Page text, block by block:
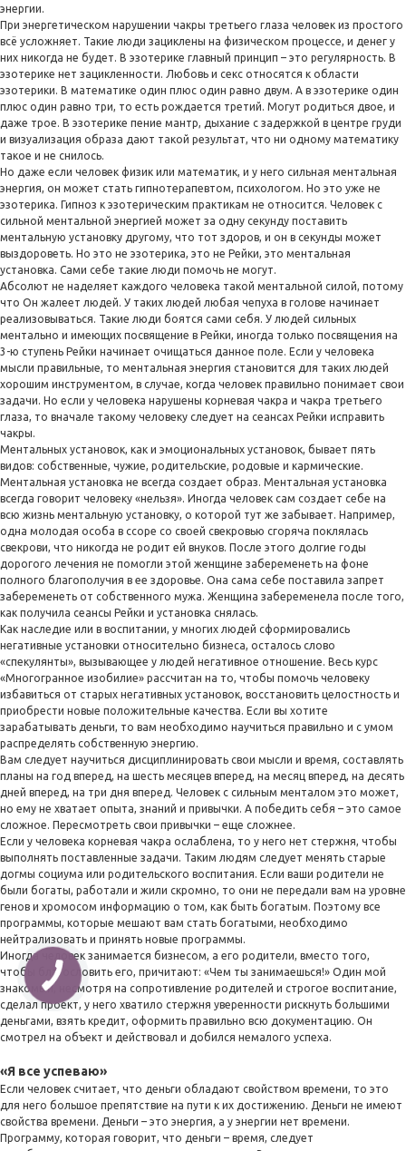
энергии.
При энергетическом нарушении чакры третьего глаза человек из простого
всё усложняет. Такие люди зациклены на физическом процессе, и денег у
них никогда не будет. В эзотерике главный принцип – это регулярность. В
эзотерике нет зацикленности. Любовь и секс относятся к области
эзотерики. В математике один плюс один равно двум. А в эзотерике один
плюс один равно три, то есть рождается третий. Могут родиться двое, и
даже трое. В эзотерике пение мантр, дыхание с задержкой в центре груди
и визуализация образа дают такой результат, что ни одному математику
такое и не снилось.
Но даже если человек физик или математик, и у него сильная ментальная
энергия, он может стать гипнотерапевтом, психологом. Но это уже не
эзотерика. Гипноз к эзотерическим практикам не относится. Человек с
сильной ментальной энергией может за одну секунду поставить
ментальную установку другому, что тот здоров, и он в секунды может
выздороветь. Но это не эзотерика, это не Рейки, это ментальная
установка. Сами себе такие люди помочь не могут.
Абсолют не наделяет каждого человека такой ментальной силой, потому
что Он жалеет людей. У таких людей любая чепуха в голове начинает
реализовываться. Такие люди боятся сами себя. У людей сильных
ментально и имеющих посвящение в Рейки, иногда только посвящения на
3-ю ступень Рейки начинает очищаться данное поле. Если у человека
мысли правильные, то ментальная энергия становится для таких людей
хорошим инструментом, в случае, когда человек правильно понимает свои
задачи. Но если у человека нарушены корневая чакра и чакра третьего
глаза, то вначале такому человеку следует на сеансах Рейки исправить
чакры.
Ментальных установок, как и эмоциональных установок, бывает пять
видов: собственные, чужие, родительские, родовые и кармические.
Ментальная установка не всегда создает образ. Ментальная установка
всегда говорит человеку «нельзя». Иногда человек сам создает себе на
всю жизнь ментальную установку, о которой тут же забывает. Например,
одна молодая особа в ссоре со своей свекровью сгоряча поклялась
свекрови, что никогда не родит ей внуков. После этого долгие годы
дорогого лечения не помогли этой женщине забеременеть на фоне
полного благополучия в ее здоровье. Она сама себе поставила запрет
забеременеть от собственного мужа. Женщина забеременела после того,
как получила сеансы Рейки и установка снялась.
Как наследие или в воспитании, у многих людей сформировались
негативные установки относительно бизнеса, осталось слово
«спекулянты», вызывающее у людей негативное отношение. Весь курс
«Многогранное изобилие» рассчитан на то, чтобы помочь человеку
избавиться от старых негативных установок, восстановить целостность и
приобрести новые положительные качества. Если вы хотите
зарабатывать деньги, то вам необходимо научиться правильно и с умом
распределять собственную энергию.
Вам следует научиться дисциплинировать свои мысли и время, составлять
планы на год вперед, на шесть месяцев вперед, на месяц вперед, на десять
дней вперед, на три дня вперед. Человек с сильным менталом это может,
но ему не хватает опыта, знаний и привычки. А победить себя – это самое
сложное. Пересмотреть свои привычки – еще сложнее.
Если у человека корневая чакра ослаблена, то у него нет стержня, чтобы
выполнять поставленные задачи. Таким людям следует менять старые
догмы социума или родительского воспитания. Если ваши родители не
были богаты, работали и жили скромно, то они не передали вам на уровне
генов и хромосом информацию о том, как быть богатым. Поэтому все
программы, которые мешают вам стать богатыми, необходимо
нейтрализовать и принять новые программы.
Иногда человек занимается бизнесом, а его родители, вместо того,
чтобы благословить его, причитают: «Чем ты занимаешься!» Один мой
знакомый, несмотря на сопротивление родителей и строгое воспитание,
сделал проект, у него хватило стержня уверенности рискнуть большими
деньгами, взять кредит, оформить правильно всю документацию. Он
смотрел на объект и действовал и добился немалого успеха.
«Я все успеваю»
Если человек считает, что деньги обладают свойством времени, то это
для него большое препятствие на пути к их достижению. Деньги не имеют
свойства времени. Деньги – это энергия, а у энергии нет времени.
Программу, которая говорит, что деньги – время, следует